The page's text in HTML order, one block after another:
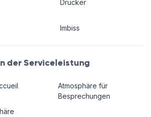
Drucker
Imbiss
der Serviceleistung
Atmosphäre für
Besprechungen